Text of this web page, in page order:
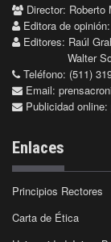
Director: Roberto
Editora de
Editores: Raúl
Walter
Teléfono: (511)
Email:
Publicidad online:
Enlaces
Principios Rectores
Carta de Ética